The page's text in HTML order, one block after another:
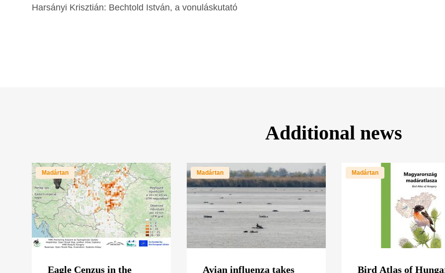
Harsányi Krisztián: Bechtold István, a vonuláskutató
Additional news
Madártan
Eagle Cenzus in the
Madártan
Avian influenza takes
Madártan
Bird Atlas of